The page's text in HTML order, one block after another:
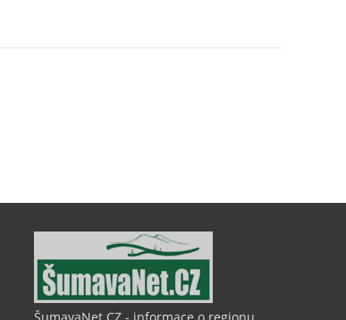
ŠumavaNet.CZ - informace o regionu